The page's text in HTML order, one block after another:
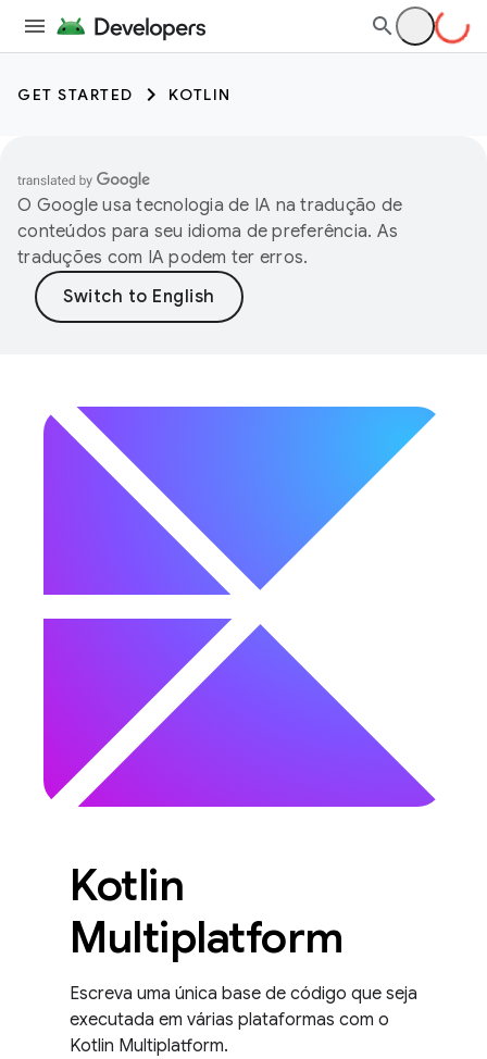
GET STARTED KOTLIN
O Google usa tecnologia de IA na tradução de
conteúdos para seu idioma de preferência. As
traduções com IA podem ter erros.
Kotlin
Multiplatform
Escreva uma única base de código que seja
executada em várias plataformas com o
Kotlin Multiplatform.